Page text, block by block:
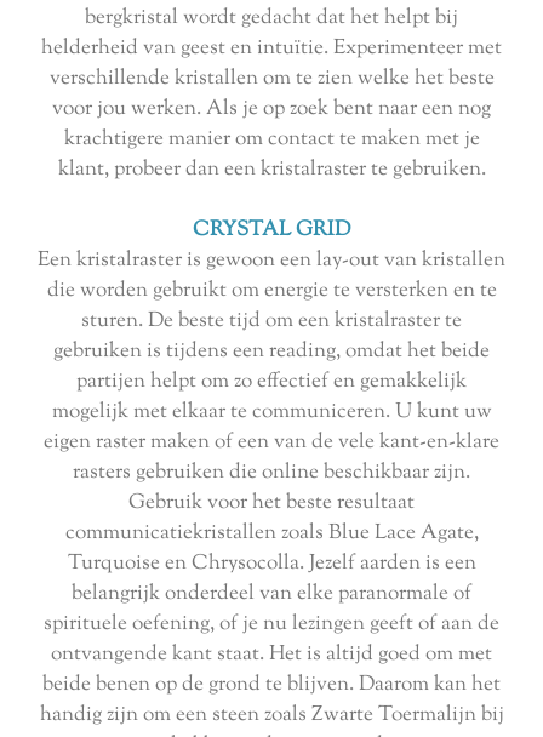
bergkristal wordt gedacht dat het helpt bij
helderheid van geest en intuïtie. Experimenteer met
verschillende kristallen om te zien welke het beste
voor jou werken. Als je op zoek bent naar een nog
krachtigere manier om contact te maken met je
klant, probeer dan een kristalraster te gebruiken.
CRYSTAL GRID
Een kristalraster is gewoon een lay-out van kristallen
die worden gebruikt om energie te versterken en te
sturen. De beste tijd om een kristalraster te
gebruiken is tijdens een reading, omdat het beide
partijen helpt om zo effectief en gemakkelijk
mogelijk met elkaar te communiceren. U kunt uw
eigen raster maken of een van de vele kant-en-klare
rasters gebruiken die online beschikbaar zijn.
Gebruik voor het beste resultaat
communicatiekristallen zoals Blue Lace Agate,
Turquoise en Chrysocolla. Jezelf aarden is een
belangrijk onderdeel van elke paranormale of
spirituele oefening, of je nu lezingen geeft of aan de
ontvangende kant staat. Het is altijd goed om met
beide benen op de grond te blijven. Daarom kan het
handig zijn om een steen zoals Zwarte Toermalijn bij